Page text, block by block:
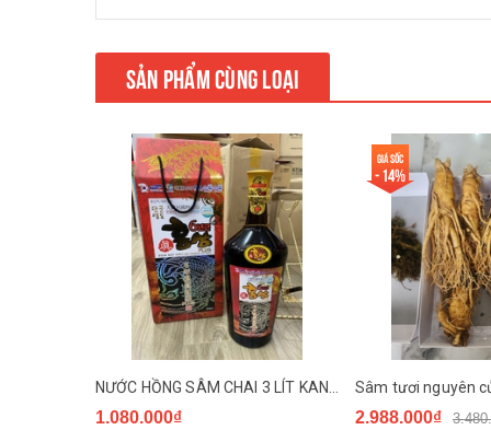
SẢN PHẨM CÙNG LOẠI
1.080.000₫
Giá sốc
- 14%
2.988.000₫